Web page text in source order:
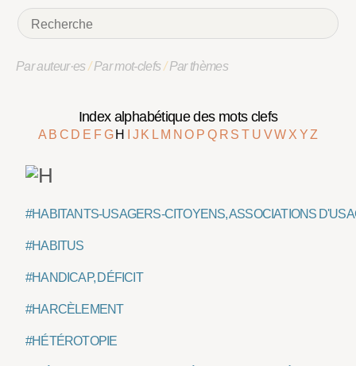
Par auteur·es/Par mot-clefs/Par thèmes
Index alphabétique des mots clefs
A B C D E F G H J K L M NO P Q R ST U VW X YZ
#HABITANTS-USAGERS-CITOYENS, ASSOCIATIONS
#HABITUS
#HANDICAP, DÉFICIT
#HARCÈLEMENT
#HÉTÉROTOPIE